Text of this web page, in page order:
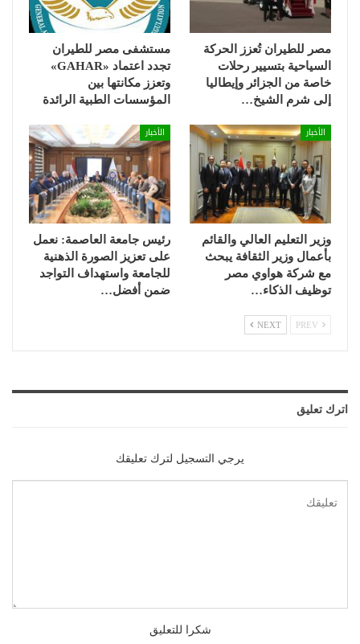
مصر للطيران تُعزز الحركة
السياحية بتسيير رحلات
خاصة من الجزائر وإيطاليا
إلى شرم الشيخ…
مستشفى مصر للطيران
تجدد اعتماد «GAHAR»
وتعزز مكانتها بين
المؤسسات الطبية الرائدة
الأخبار
وزير التعليم العالي والقائم
بأعمال وزير الثقافة يبحث
مع شركة هواوي مصر
توظيف الذكاء…
الأخبار
رئيس جامعة العاصمة: نعمل
على تعزيز الصورة الذهنية
للجامعة واستهداف التواجد
ضمن أفضل…
NEXT
اترك تعليق
يرجي التسجيل لترك تعليقك
شكرا للتعليق